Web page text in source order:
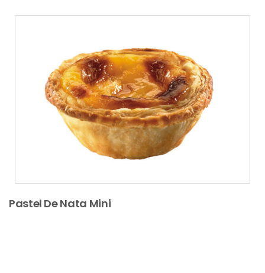
Pastel De Nata Mini